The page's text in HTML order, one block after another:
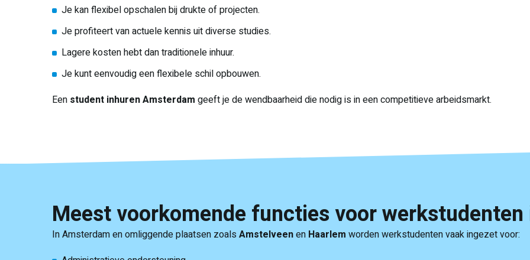
Je kan flexibel opschalen bij drukte of projecten.
Je profiteert van actuele kennis uit diverse studies.
Lagere kosten hebt dan traditionele inhuur.
Je kunt eenvoudig een flexibele schil opbouwen.
Een student inhuren Amsterdam geeft je de wendbaarheid die nodig is in een competitieve arbeidsmarkt.
Meest voorkomende functies voor
In Amsterdam en omliggende plaatsen zoals Amstelveenen Haarlem worden werkstudenten vaak ingezet voor: